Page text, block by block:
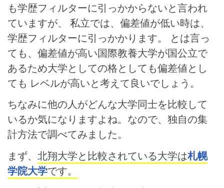
も学歴フィルターに引っかからないと言われ
ていますが、 私立では、偏差値が低い時は、
学歴フィルターに引っかかります。
とは言っ
ても、偏差値が高い国際教養大学が国公立で
あるため大学としての格としても偏差値とし
ても レベルが高いと考えて良いでしょう。
ちなみに他の人がどんな大学同士を比較して
いるか気になりますよね。なので、独自の集
計方法で調べてみました。
まず、 北翔大学と比較されている大学は札幌
学院大学です。